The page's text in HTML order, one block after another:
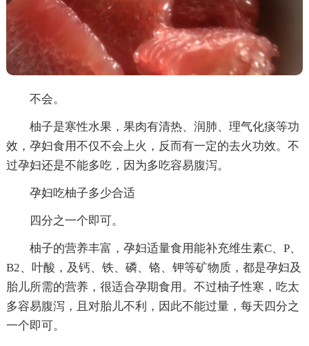
不会。
柚子是寒性水果，果肉有清热、润肺、理气化痰等功
效，孕妇食用不仅不会上火，反而有一定的去火功效。不
过孕妇还是不能多吃，因为多吃容易腹泻。
孕妇吃柚子多少合适
四分之一个即可。
柚子的营养丰富，孕妇适量食用能补充维生素C、P、
B2、叶酸，及钙、铁、磷、铬、钾等矿物质，都是孕妇及
胎儿所需的营养，很适合孕期食用。不过柚子性寒，吃太
多容易腹泻，且对胎儿不利，因此不能过量，每天四分之
一个即可。